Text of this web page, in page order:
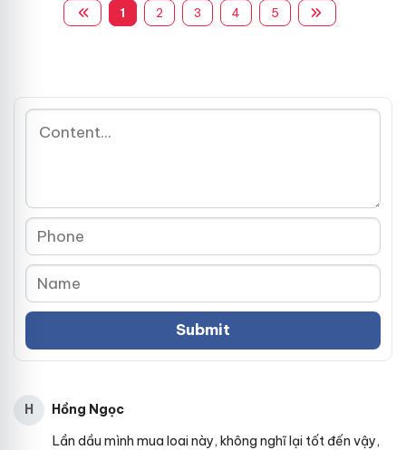
1 2 3 4 5
H
Hồng Ngọc
Lần dầu mình mua loai này, không nghĩ lại tốt đến vậy,